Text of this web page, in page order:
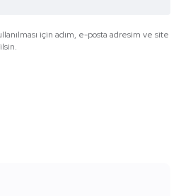
için adım, e-posta adresim ve site